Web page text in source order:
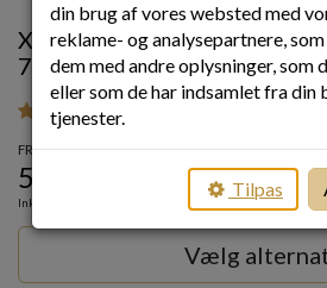
XLRT ANTIPERSPIRANT -
72 TIMER
FRA
59
Inkl. moms
Vælg
din brug af vores websted med
reklame- og analysepartnere,
dem med andre oplysninger, som
eller som de har indsamlet fra din
tjenester.
Tilpas